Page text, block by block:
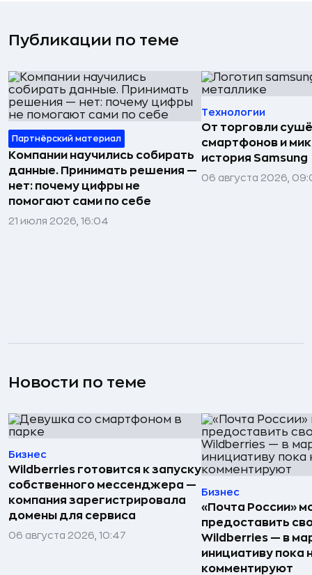
Публикации по теме
Партнёрский материал
Компании научились собирать
данные. Принимать решения —
нет: почему цифры не
помогают сами по себе
21 июля 2026, 16:04
Технологии
От торговли
смартфонов и
история Samsung
06 августа 2026,
Новости по теме
Бизнес
Wildberries готовится к запуску
собственного мессенджера —
компания зарегистрировала
домены для сервиса
06 августа 2026, 10:47
Бизнес
«Почта России»
предоставить
Wildberries — в
инициативу пока
комментируют